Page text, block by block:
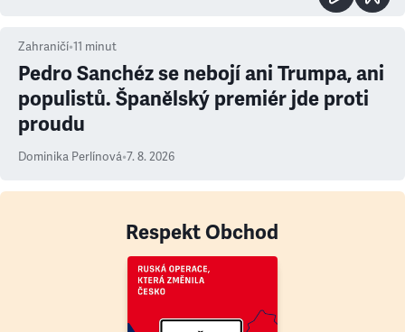
Zahraničí•11 minut
Pedro Sanchéz se nebojí ani Trumpa, ani
populistů. Španělský premiér jde proti
proudu
Dominika Perlínová•7. 8. 2026
Respekt Obchod